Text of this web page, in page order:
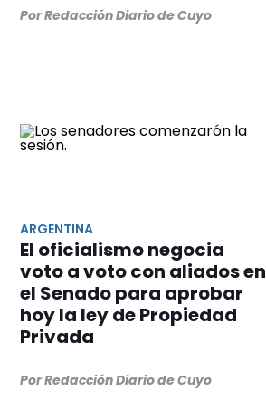
Por Redacción Diario de Cuyo
ARGENTINA
El oficialismo negocia
voto a voto con aliados en
el Senado para aprobar
hoy la ley de Propiedad
Privada
Por Redacción Diario de Cuyo